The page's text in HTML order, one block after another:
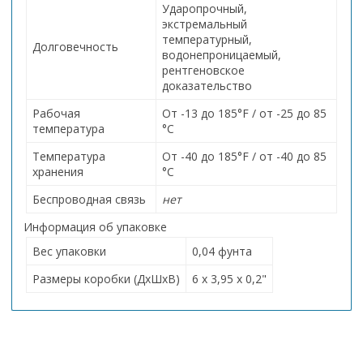
Долговечность
Ударопрочный,
экстремальный
температурный,
водонепроницаемый,
рентгеновское
доказательство
Рабочая
температура
От -13 до 185°F / от -25 до 85
°C
Температура
хранения
От -40 до 185°F / от -40 до 85
°C
Беспроводная связь
нет
Информация об упаковке
Вес упаковки
0,04 фунта
Размеры коробки (ДxШxВ)
6 x 3,95 x 0,2"